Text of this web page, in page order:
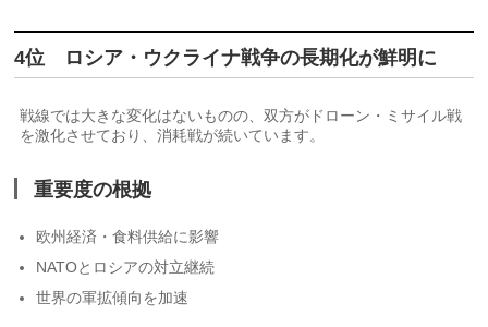
4位 ロシア・ウクライナ戦争の長期化が鮮明に
戦線では大きな変化はないものの、双方がドローン・ミサイル戦
を激化させており、消耗戦が続いています。
重要度の根拠
欧州経済・食料供給に影響
NATOとロシアの対立継続
世界の軍拡傾向を加速